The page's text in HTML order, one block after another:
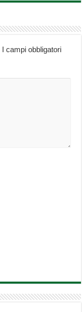
I campi obbligatori